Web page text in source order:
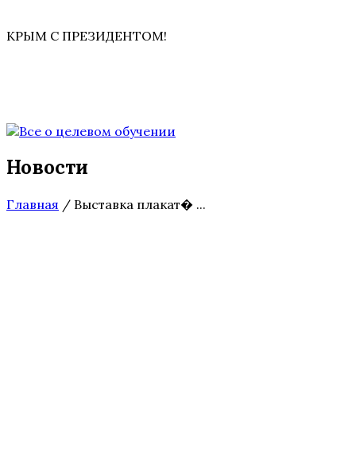
КРЫМ С ПРЕЗИДЕНТОМ!
Новости
Главная / Выставка плакат� ...